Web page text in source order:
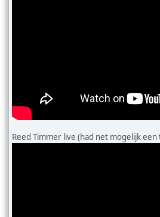
Reed Timmer live (had net mogelijk